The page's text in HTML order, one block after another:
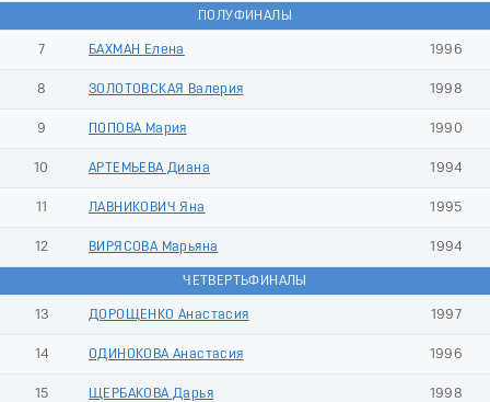
ПОЛУФИНАЛЫ
7 БАХМАН Елена 1996
8 ЗОЛОТОВСКАЯ Валерия 1998
9 ПОПОВА Мария 1990
10 АРТЕМЬЕВА Диана 1994
11 ЛАВНИКОВИЧ Яна 1995
12 ВИРЯСОВА Марьяна 1994
ЧЕТВЕРТЬФИНАЛЫ
13 ДОРОЩЕНКО Анастасия 1997
14 ОДИНОКОВА Анастасия 1996
15 ЩЕРБАКОВА Дарья 1998